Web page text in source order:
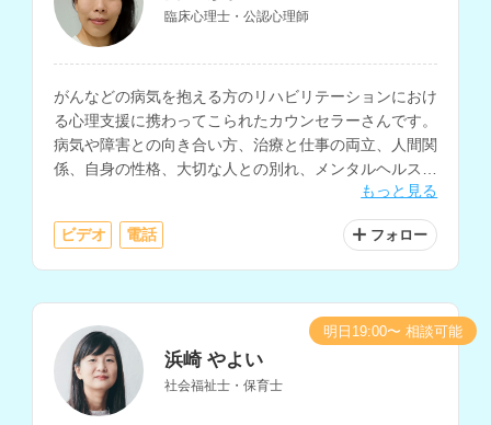
臨床心理士・公認心理師
がんなどの病気を抱える方のリハビリテーションにおけ
る心理支援に携わってこられたカウンセラーさんです。
病気や障害との向き合い方、治療と仕事の両立、人間関
係、自身の性格、大切な人との別れ、メンタルヘルス、
家族関係、介護についての相談等に対応されています。
もっと見る
ビデオ 電話 フォロー
浜崎 やよい
社会福祉士・保育士
明日19:00〜 相談可能